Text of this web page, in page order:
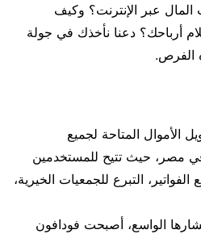
عبر الإنترنت؟ وكيف
أرباحك؟ دعنا نأخذك في جولة
الفرص.
المتاحة لجميع
مصر، حيث تتيح للمستخدمين
التبرع للجمعيات الخيرية،
الواسع، أصبحت فودافون